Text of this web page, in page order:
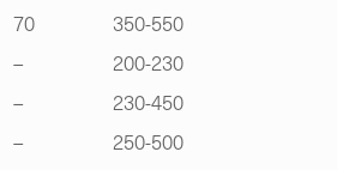
70
350-550
–
200-230
–
230-450
–
250-500